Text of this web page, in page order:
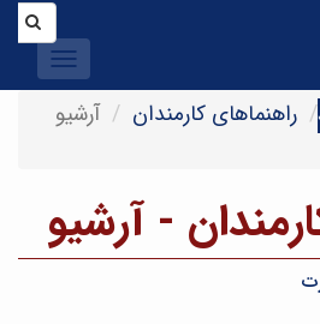
راهنماهای کارمندان
آرشیو
- آرشیو